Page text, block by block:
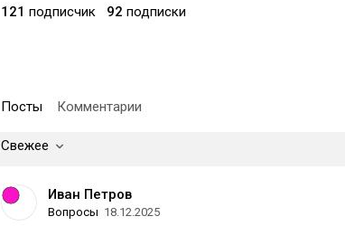
121 подписчик 92 подписки
Посты Комментарии
Свежее
Иван Петров
Вопросы 18.12.2025